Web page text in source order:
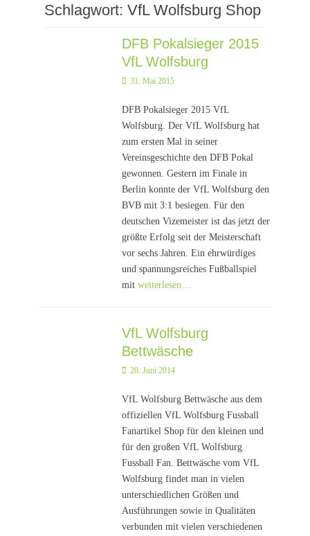
Schlagwort: VfL Wolfsburg Shop
DFB Pokalsieger 2015
VfL Wolfsburg
Posted
31. Mai 2015
DFB Pokalsieger 2015 VfL
Wolfsburg. Der VfL Wolfsburg hat
zum ersten Mal in seiner
Vereinsgeschichte den DFB Pokal
gewonnen. Gestern im Finale in
Berlin konnte der VfL Wolfsburg den
BVB mit 3:1 besiegen. Für den
deutschen Vizemeister ist das jetzt der
größte Erfolg seit der Meisterschaft
vor sechs Jahren. Ein ehrwürdiges
und spannungsreiches Fußballspiel
mitweiterlesen…
VfL Wolfsburg
Bettwäsche
Posted
28. Juni 2014
VfL Wolfsburg Bettwäsche aus dem
offiziellen VfL Wolfsburg Fussball
Fanartikel Shop für den kleinen und
für den großen VfL Wolfsburg
Fussball Fan. Bettwäsche vom VfL
Wolfsburg findet man in vielen
unterschiedlichen Größen und
Ausführungen sowie in Qualitäten
verbunden mit vielen verschiedenen